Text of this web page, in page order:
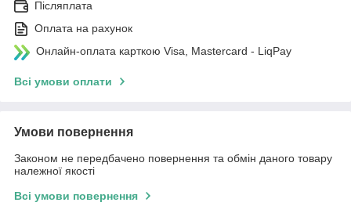
Післяплата
Оплата на рахунок
Онлайн-оплата карткою Visa, Mastercard - LiqPay
Всі умови оплати
Умови повернення
Законом не передбачено повернення та обмін даного товару
належної якості
Всі умови повернення